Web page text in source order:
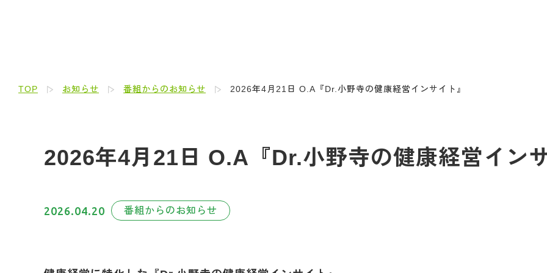
TOP お知らせ 番組からのお知らせ 2026年4月21日 O.A『Dr.小野寺の健康経営インサイト』
2026年4月21日 O.A『Dr.小野寺の健康経営インサ
2026.04.20 番組からのお知らせ